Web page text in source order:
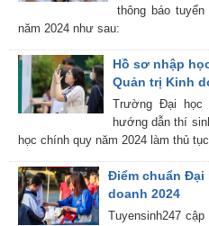
thông báo
năm 2024 như sau:
Hồ sơ nhập
Quản trị Kinh
Trường Đại học
hướng dẫn thí
học chính quy năm 2024 làm thủ
Điểm chuẩn Đại
doanh 2024
Tuyensinh247